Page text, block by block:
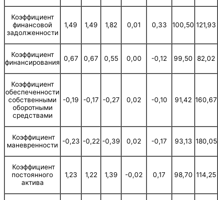
Коэффициент
финансовой
задолженности
1,49 1,49 1,82 0,01 0,33 100,50 121,93
Коэффициент
финансирования 0,67 0,67 0,55 0,00 -0,12 99,50 82,02
Коэффициент
обеспеченности
собственными
оборотными
средствами
-0,19 -0,17 -0,27 0,02 -0,10 91,42 160,67
Коэффициент
маневренности
-0,23 -0,22 -0,39 0,02 -0,17 93,13 180,05
Коэффициент
постоянного
актива
1,23 1,22 1,39 -0,02 0,17 98,70 114,25